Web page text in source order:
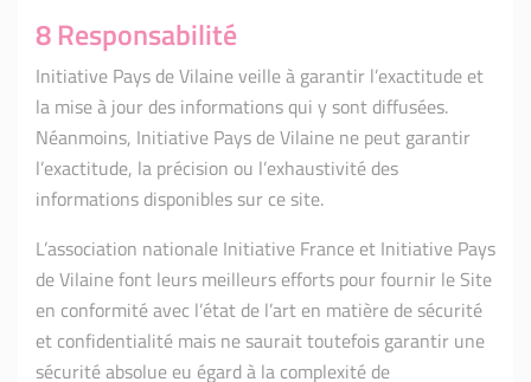
8 Responsabilité
Initiative Pays de Vilaine veille à garantir l’exactitude et
la mise à jour des informations qui y sont diffusées.
Néanmoins, Initiative Pays de Vilaine ne peut garantir
l’exactitude, la précision ou l’exhaustivité des
informations disponibles sur ce site.
L’association nationale Initiative France et Initiative Pays
de Vilaine font leurs meilleurs efforts pour fournir le Site
en conformité avec l’état de l’art en matière de sécurité
et confidentialité mais ne saurait toutefois garantir une
sécurité absolue eu égard à la complexité de